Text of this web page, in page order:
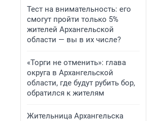
Тест на внимательность: его
смогут пройти только 5%
жителей Архангельской
области — вы в их числе?
«Торги не отменить»: глава
округа в Архангельской
области, где будут рубить бор,
обратился к жителям
Жительница Архангельска